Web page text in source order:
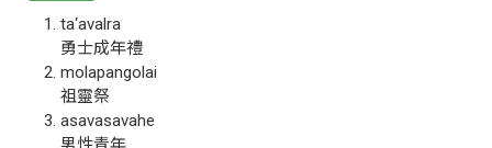
ta‘avalra
勇士成年禮
molapangolai
祖靈祭
asavasavahe